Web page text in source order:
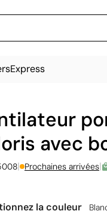
Express
avec
| Prochaines arrivées|
la couleur